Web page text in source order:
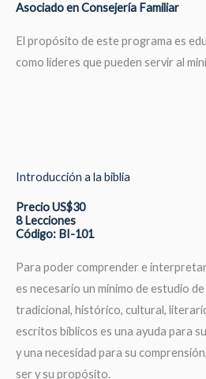
Asociado en Consejería Familiar
El propósito de este programa es
como líderes que pueden servir al
Introducción a la biblia
Precio US$30
8 Lecciones
Código: BI-101
Para poder comprender e
es necesario un mínimo de estudio
tradicional, histórico, cultural,
escritos bíblicos es una ayuda para
y una necesidad para su
ser y su propósito.